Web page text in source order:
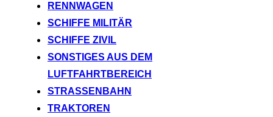
RENNWAGEN
SCHIFFE MILITÄR
SCHIFFE ZIVIL
SONSTIGES AUS DEM
LUFTFAHRTBEREICH
STRASSENBAHN
TRAKTOREN